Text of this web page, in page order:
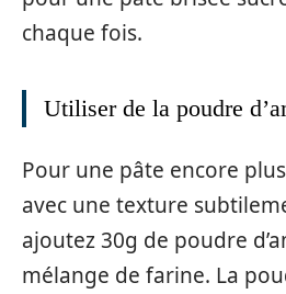
chaque fois.
Utiliser de la poudre
Pour une pâte encore
avec une texture
ajoutez 30g de poudre
mélange de farine. La